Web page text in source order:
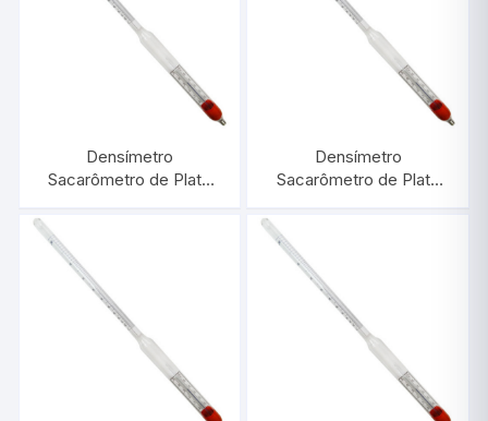
Densímetro
Sacarômetro de Plato
INCOTERM 6019.L
Densímetro
Sacarômetro de Plato
INCOTERM 6022.L